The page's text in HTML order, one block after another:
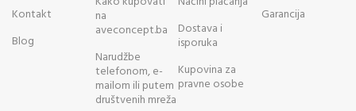
Kontakt
Blog
na
aveconcept.ba
Narudžbe
telefonom, e-
mailom ili putem
društvenih mreža
Dostava i
isporuka
Kupovina za
pravne osobe
Garancija